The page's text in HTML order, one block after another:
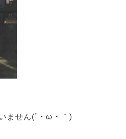
ません(´・ω・｀)